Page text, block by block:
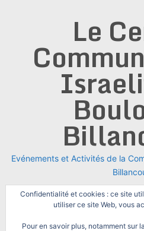
Le
Evénements et Activités de la
Confidentialité et cookies : ce site
utiliser ce site Web, vous
Pour en savoir plus, notamment sur